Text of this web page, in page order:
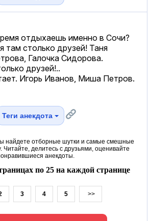
отдыхаешь именно в Сочи?
там столько друзей! Таня
Галочка Сидорова.
друзей!..
Игорь Иванов, Миша Петров.
Теги анекдота
найдете отборные шутки и самые смешные
делитесь с друзьями, оценивайте
анекдоты.
по 25 на каждой странице
3 4 5 >>